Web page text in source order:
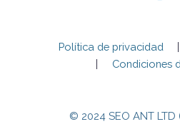
Política de privacidad
Condiciones
© 2024 SEO ANT LTD